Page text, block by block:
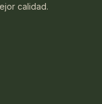
calidad.